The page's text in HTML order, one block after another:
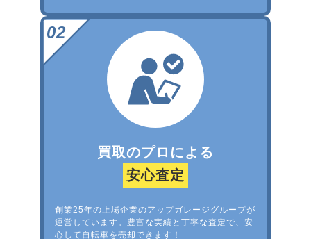
買取のプロによる
安心査定
創業25年の上場企業のアップガレージグループが
運営しています。豊富な実績と丁寧な査定で、安
心して自転車を売却できます！